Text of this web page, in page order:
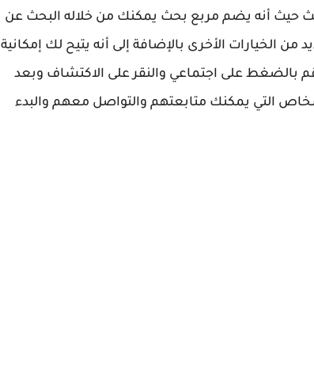
حيث أنه يضم مربع بحث يمكنك من خلاله البحث عن
من الخيارات الأخرى بالإضافة إلى أنه يتيح لك إمكانية
بالضغط على اجتماعي والنقر على الاكتشاف وبعد
التي يمكنك متابعتهم والتواصل معهم والبدء